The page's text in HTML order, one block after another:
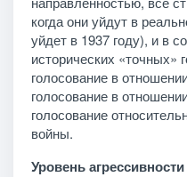
когда они уйдут в
уйдет в 1937 году), и в
исторических «точных»
голосование в
голосование в
голосование
войны.
Уровень агрессивности